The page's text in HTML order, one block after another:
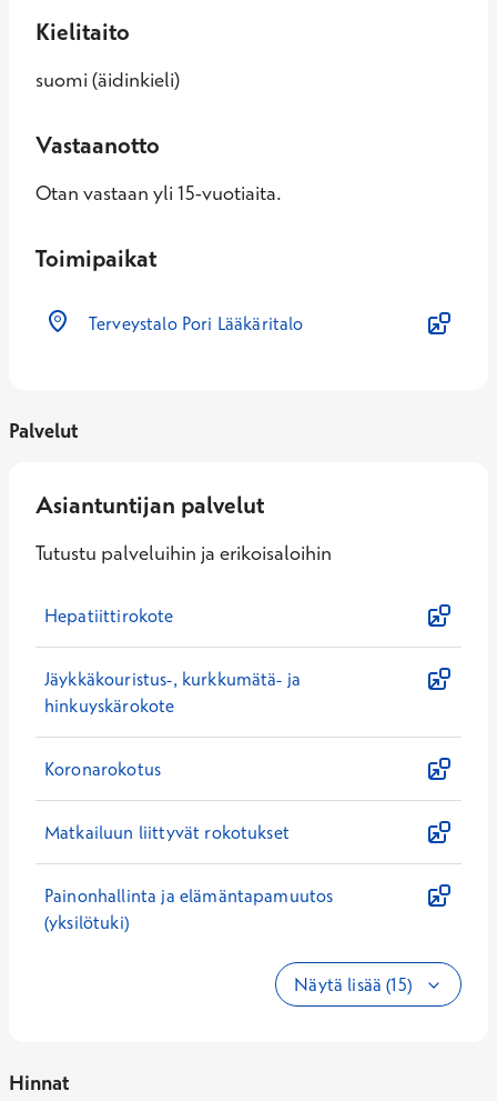
Kielitaito
suomi (äidinkieli)
Vastaanotto
Otan vastaan yli 15-vuotiaita.
Toimipaikat
Terveystalo Pori Lääkäritalo
Palvelut
Asiantuntijan palvelut
Tutustu palveluihin ja erikoisaloihin
Hepatiittirokote
Jäykkäkouristus-, kurkkumätä- ja
hinkuyskärokote
Koronarokotus
Matkailuun liittyvät rokotukset
Painonhallinta ja elämäntapamuutos
(yksilötuki)
Näytä lisää (15)
Hinnat